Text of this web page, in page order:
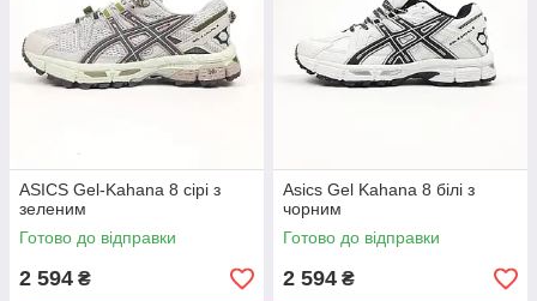
ASICS Gel-Kahana 8 сірі з
зеленим
Готово до відправки
2 594 ₴
Asics Gel Kahana 8 білі з
чорним
Готово до відправки
2 594 ₴